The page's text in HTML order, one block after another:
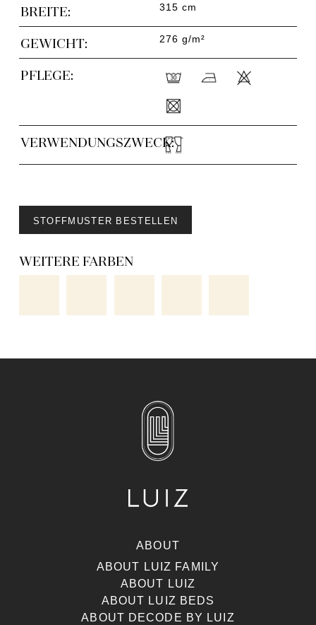
BREITE: 315 cm
GEWICHT: 276 g/m²
PFLEGE:
VERWENDUNGSZWECK:
STOFFMUSTER BESTELLEN
WEITERE FARBEN
ABOUT
ABOUT LUIZ FAMILY
ABOUT LUIZ
ABOUT LUIZ BEDS
ABOUT DECODE BY LUIZ